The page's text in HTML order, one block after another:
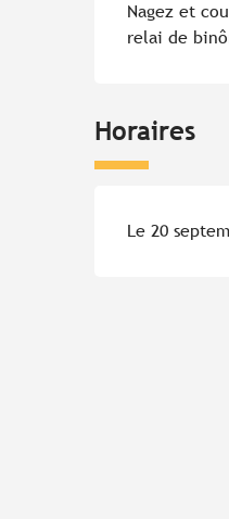
Nagez et
relai de
Horaires
Le 20